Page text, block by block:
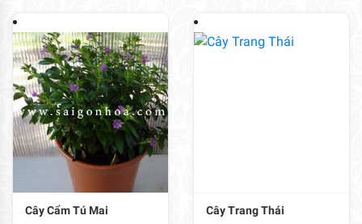
Cây Cẩm Tú Mai Cây Trang Thái